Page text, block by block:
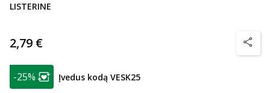
LISTERINE
2,79 €
patarimas
Lojalumo klubo narių nuolaida
-25% Įvedus kodą VESK25